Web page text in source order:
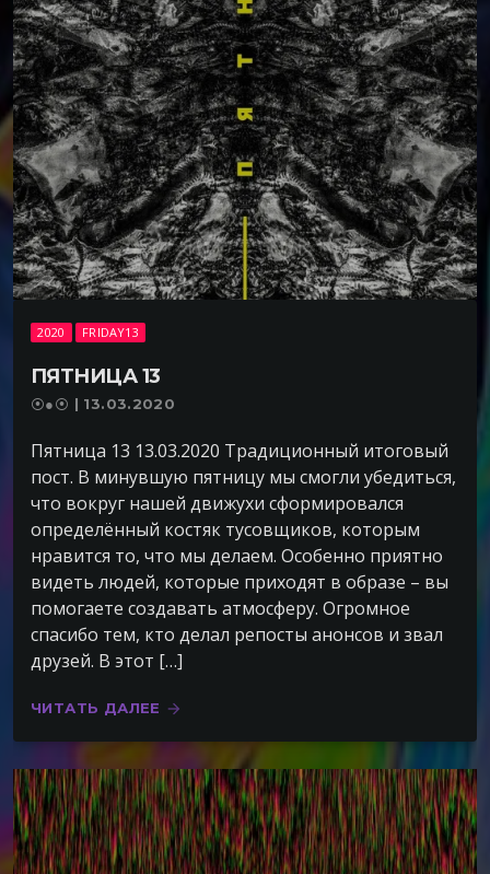
2020 FRIDAY13
ПЯТНИЦА 13
⦿●⦿ | 13.03.2020
Пятница 13 13.03.2020 Традиционный итоговый
пост. В минувшую пятницу мы смогли убедиться,
что вокруг нашей движухи сформировался
определённый костяк тусовщиков, которым
нравится то, что мы делаем. Особенно приятно
видеть людей, которые приходят в образе – вы
помогаете создавать атмосферу. Огромное
спасибо тем, кто делал репосты анонсов и звал
друзей. В этот […]
ЧИТАТЬ ДАЛЕЕ arrow_forward